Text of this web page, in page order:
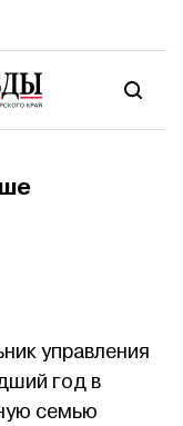
управления
год в
семью